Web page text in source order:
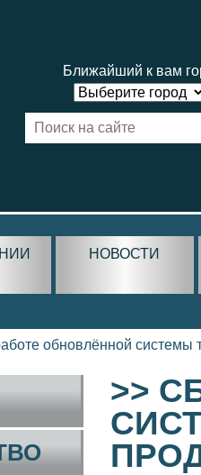
Ближайший к вам
НОВОСТИ
обновлённой
>>